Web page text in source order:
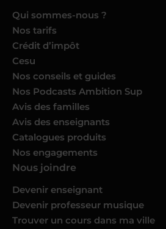
Qui sommes-nous ?
Nos tarifs
Crédit d’impôt
Cesu
Nos conseils et guides
Nos Podcasts Ambition Sup
Avis des familles
Avis des enseignants
Catalogues produits
Nos engagements
Nous joindre
Devenir enseignant
Devenir professeur musique
Trouver un cours dans ma ville